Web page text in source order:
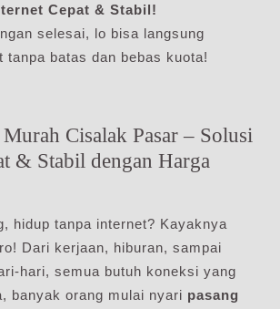
Cepat & Stabil!
selesai, lo bisa langsung
tanpa batas dan bebas kuota!
Cisalak Pasar – Solusi
& Stabil dengan Harga
hidup tanpa internet? Kayaknya
Dari kerjaan, hiburan, sampai
hari, semua butuh koneksi yang
banyak orang mulai nyari pasang